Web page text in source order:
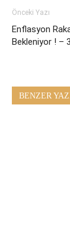
Önceki Yazı
Enflasyon
Bekleniyor ! –
BENZER